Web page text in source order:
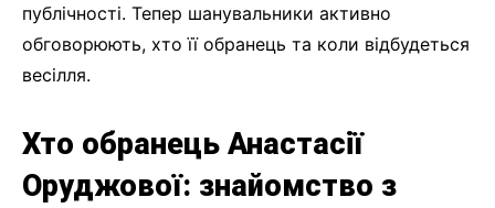
публічності. Тепер шанувальники активно
обговорюють, хто її обранець та коли відбудеться
весілля.
Хто обранець Анастасії
Оруджової: знайомство з